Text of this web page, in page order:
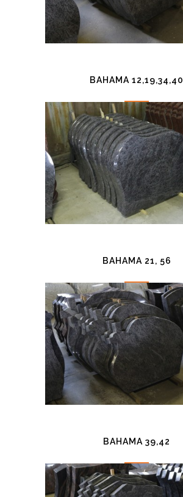
BAHAMA 12,19,34,40
BAHAMA 21, 56
BAHAMA 39,42